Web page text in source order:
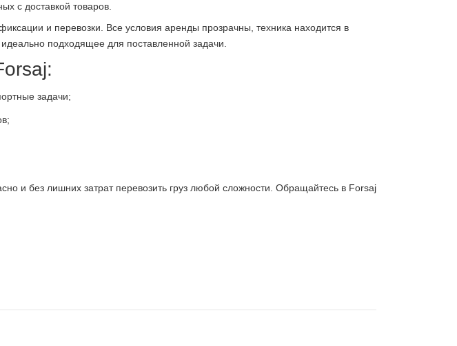
с доставкой товаров.
и перевозки. Все условия аренды прозрачны, техника находится в
подходящее для поставленной задачи.
задачи;
и без лишних затрат перевозить груз любой сложности. Обращайтесь в Forsaj